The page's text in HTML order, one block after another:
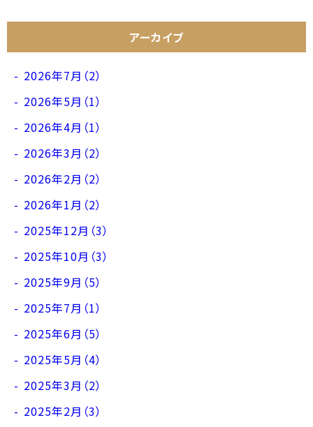
アーカイブ
2026年7月（2）
2026年5月（1）
2026年4月（1）
2026年3月（2）
2026年2月（2）
2026年1月（2）
2025年12月（3）
2025年10月（3）
2025年9月（5）
2025年7月（1）
2025年6月（5）
2025年5月（4）
2025年3月（2）
2025年2月（3）